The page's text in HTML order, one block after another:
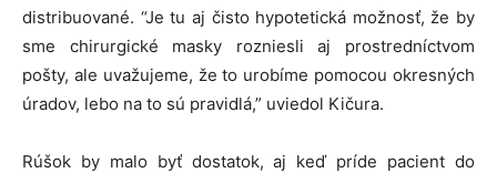
distribuované. “Je tu aj čisto hypotetická možnosť, že by
sme chirurgické masky rozniesli aj prostredníctvom
pošty, ale uvažujeme, že to urobíme pomocou okresných
úradov, lebo na to sú pravidlá,” uviedol Kičura.
Rúšok by malo byť dostatok, aj keď príde pacient do